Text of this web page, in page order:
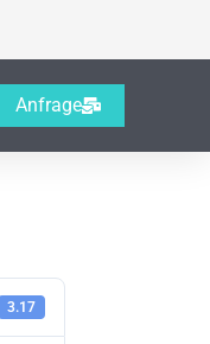
Anfrage
3.17